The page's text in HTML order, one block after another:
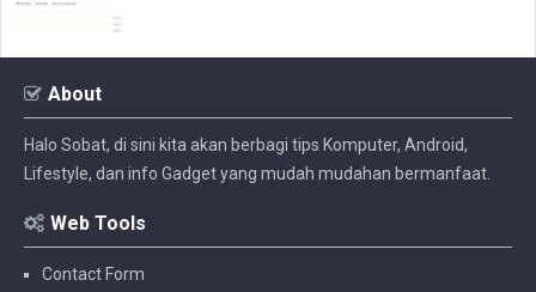
About
Halo Sobat, di sini kita akan berbagi tips Komputer, Android,
Lifestyle, dan info Gadget yang mudah mudahan bermanfaat.
Web Tools
Contact Form